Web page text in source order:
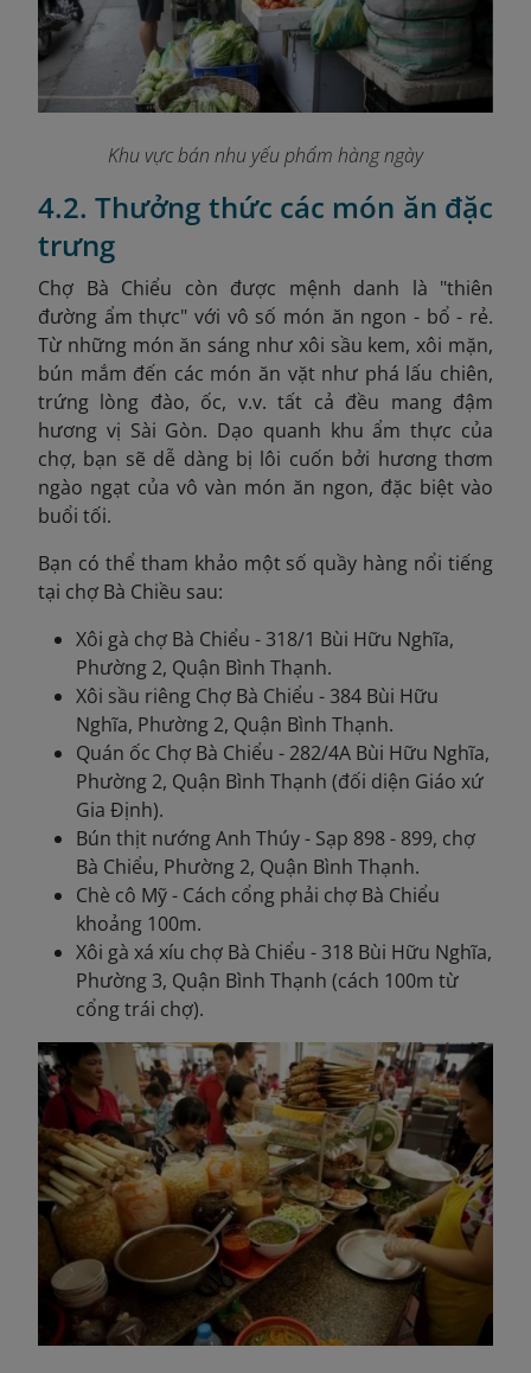
Khu vực bán nhu yếu phẩm hàng ngày
4.2. Thưởng thức các món ăn đặc
trưng
Chợ Bà Chiểu còn được mệnh danh là "thiên
đường ẩm thực" với vô số món ăn ngon - bổ - rẻ.
Từ những món ăn sáng như xôi sầu kem, xôi mặn,
bún mắm đến các món ăn vặt như phá lấu chiên,
trứng lòng đào, ốc, v.v. tất cả đều mang đậm
hương vị Sài Gòn.​ Dạo quanh khu ẩm thực của
chợ, bạn sẽ dễ dàng bị lôi cuốn bởi hương thơm
ngào ngạt của vô vàn món ăn ngon, đặc biệt vào
buổi tối.
Bạn có thể tham khảo một số quầy hàng nổi tiếng
tại chợ Bà Chiều sau:
Xôi gà chợ Bà Chiểu - 318/1 Bùi Hữu Nghĩa,
Phường 2, Quận Bình Thạnh.
Xôi sầu riêng Chợ Bà Chiểu - 384 Bùi Hữu
Nghĩa, Phường 2, Quận Bình Thạnh.
Quán ốc Chợ Bà Chiểu - 282/4A Bùi Hữu Nghĩa,
Phường 2, Quận Bình Thạnh (đối diện Giáo xứ
Gia Định).
Bún thịt nướng Anh Thúy - Sạp 898 - 899, chợ
Bà Chiểu, Phường 2, Quận Bình Thạnh.
Chè cô Mỹ - Cách cổng phải chợ Bà Chiểu
khoảng 100m.
Xôi gà xá xíu chợ Bà Chiểu - 318 Bùi Hữu Nghĩa,
Phường 3, Quận Bình Thạnh (cách 100m từ
cổng trái chợ).